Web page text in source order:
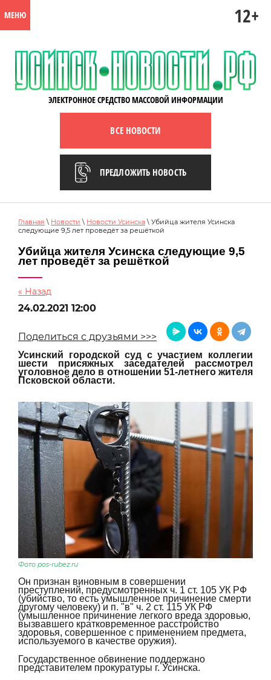
МЕНЮ 12+
ВСЕ НОВОСТИ
ЭЛЕКТРОННОЕ СРЕДСТВО МАССОВОЙ ИНФОРМАЦИИ
ПРЕДЛОЖИТЬ НОВОСТЬ
Главная \ Новости \ Новости Усинска\ Убийца жителя Усинска
следующие 9,5 лет проведёт за решёткой
Убийца жителя Усинска следующие 9,5
лет проведёт за решёткой
« Назад
24.02.2021 12:00
Поделиться с друзьями >>>
Усинский городской суд с участием коллегии
шести присяжных заседателей рассмотрел
уголовное дело в отношении 51-летнего жителя
Псковской области.
Фото pos-rubez.ru
Он признан виновным в совершении
преступлений, предусмотренных ч. 1 ст. 105 УК РФ
(убийство, то есть умышленное причинение смерти
другому человеку) и п. "в" ч. 2 ст. 115 УК РФ
(умышленное причинение легкого вреда здоровью,
вызвавшего кратковременное расстройство
здоровья, совершенное с применением предмета,
используемого в качестве оружия).
Государственное обвинение поддержано
представителем прокуратуры г. Усинска.